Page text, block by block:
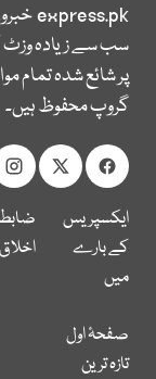
express.pk
سب سے زیادہ
پر شائع شدہ تمام
گروپ محفوظ ہیں۔
ایکسپریس
کے بارے
میں
اخلاق
صفحۂ اول
تازہ ترین